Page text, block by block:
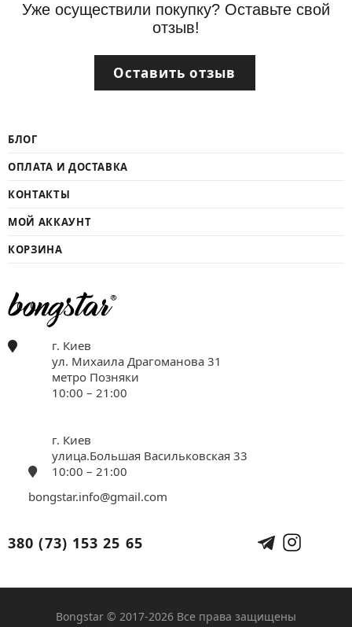
Уже осуществили покупку? Оставьте свой
отзыв!
Оставить отзыв
БЛОГ
ОПЛАТА И ДОСТАВКА
КОНТАКТЫ
МОЙ АККАУНТ
КОРЗИНА
г. Киев
ул. Михаила Драгоманова 31
метро Позняки
10:00 – 21:00
г. Киев
улица.Большая Васильковская 33
10:00 – 21:00
bongstar.info@gmail.com
380 (73) 153 25 65
Bongstar © 2017-2026 Все права защищены